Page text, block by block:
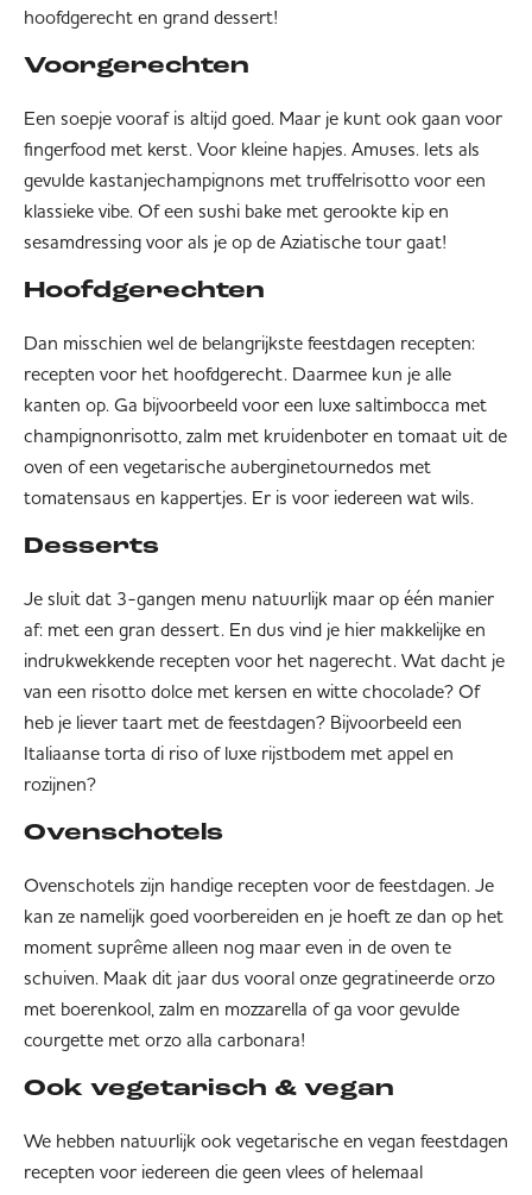
hoofdgerecht en grand dessert!
Voorgerechten
Een soepje vooraf is altijd goed. Maar je kunt ook gaan voor
fingerfood met kerst. Voor kleine hapjes. Amuses. Iets als
gevulde kastanjechampignons met truffelrisotto voor een
klassieke vibe. Of een sushi bake met gerookte kip en
sesamdressing voor als je op de Aziatische tour gaat!
Hoofdgerechten
Dan misschien wel de belangrijkste feestdagen recepten:
recepten voor het hoofdgerecht. Daarmee kun je alle
kanten op. Ga bijvoorbeeld voor een luxe saltimbocca met
champignonrisotto, zalm met kruidenboter en tomaat uit de
oven of een vegetarische auberginetournedos met
tomatensaus en kappertjes. Er is voor iedereen wat wils.
Desserts
Je sluit dat 3-gangen menu natuurlijk maar op één manier
af: met een gran dessert. En dus vind je hier makkelijke en
indrukwekkende recepten voor het nagerecht. Wat dacht je
van een risotto dolce met kersen en witte chocolade? Of
heb je liever taart met de feestdagen? Bijvoorbeeld een
Italiaanse torta di riso of luxe rijstbodem met appel en
rozijnen?
Ovenschotels
Ovenschotels zijn handige recepten voor de feestdagen. Je
kan ze namelijk goed voorbereiden en je hoeft ze dan op het
moment suprême alleen nog maar even in de oven te
schuiven. Maak dit jaar dus vooral onze gegratineerde orzo
met boerenkool, zalm en mozzarella of ga voor gevulde
courgette met orzo alla carbonara!
Ook vegetarisch & vegan
We hebben natuurlijk ook vegetarische en vegan feestdagen
recepten voor iedereen die geen vlees of helemaal